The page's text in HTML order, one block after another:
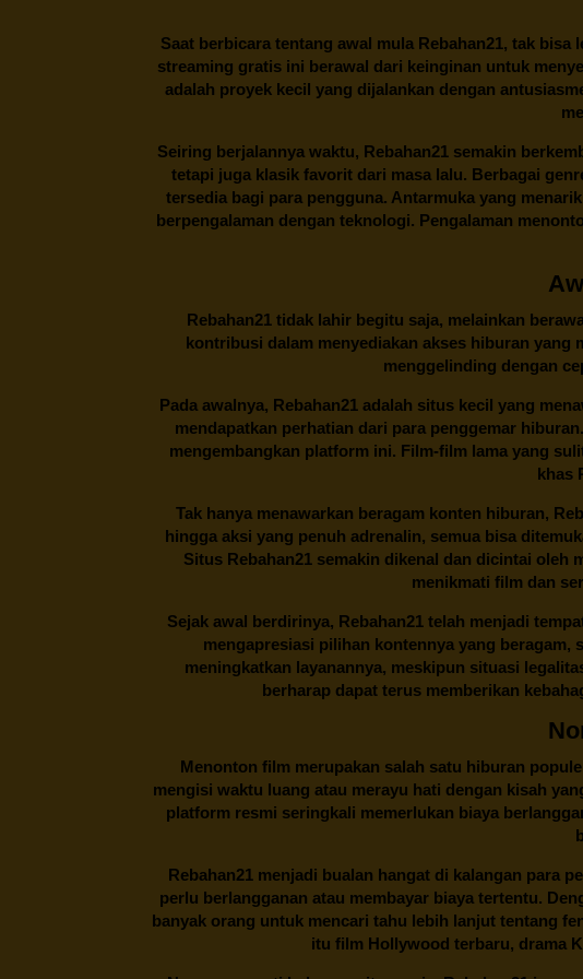
Saat berbicara tentang awal mula Rebahan21, tak bisa
streaming gratis ini berawal dari keinginan untuk
adalah proyek kecil yang dijalankan dengan
Seiring berjalannya waktu, Rebahan21 semakin
tetapi juga klasik favorit dari masa lalu. Berbagai
tersedia bagi para pengguna. Antarmuka yang
berpengalaman dengan teknologi. Pengalaman
Rebahan21tidak lahir begitu saja, melainkan
kontribusi dalam menyediakan akses hiburan
menggelinding dengan
Pada awalnya, Rebahan21adalah situs kecil yang
mendapatkan perhatian dari para penggemar
mengembangkan platform ini. Film-film lama yang
khas
Tak hanya menawarkan beragam konten hiburan,
hingga aksi yang penuh adrenalin, semua bisa
Situs Rebahan21 semakin dikenal dan dicintai oleh
menikmati film dan
Sejak awal berdirinya, Rebahan21 telah menjadi
mengapresiasi pilihan kontennya yang beragam,
meningkatkan layanannya, meskipun situasi
berharap dapat terus memberikan
Menonton film merupakan salah satu hiburan
mengisi waktu luang atau merayu hati dengan kisah
platform resmi seringkali memerlukan biaya
Rebahan21menjadi bualan hangat di kalangan para
perlu berlangganan atau membayar biaya tertentu.
banyak orang untuk mencari tahu lebih lanjut tentang
itu film Hollywood terbaru, drama